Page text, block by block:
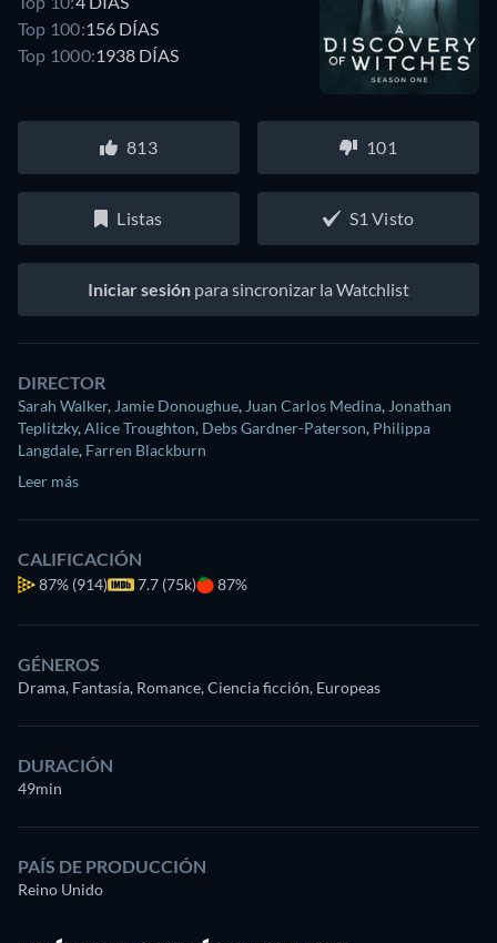
Top 100:156 DÍAS
Top 1000:1938 DÍAS
813 101
Listas S1 Visto
Iniciar sesión para sincronizar la Watchlist
DIRECTOR
Sarah Walker, Jamie Donoughue, Juan Carlos Medina, Jonathan
Teplitzky,Alice Troughton, Debs Gardner-Paterson, Philippa
Langdale, Farren Blackburn
Leer más
CALIFICACIÓN
87% (914) 7.7 (75k) 87%
GÉNEROS
Drama, Fantasía, Romance, Ciencia ficción, Europeas
DURACIÓN
49min
PAÍS DE PRODUCCIÓN
Reino Unido